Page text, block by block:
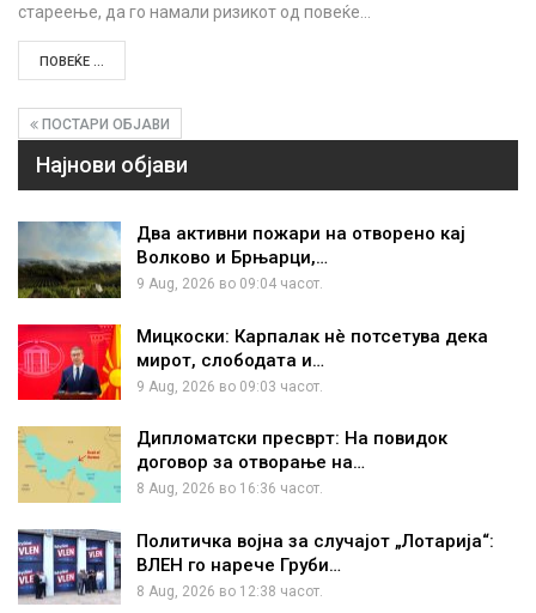
стареење, да го намали ризикот од повеќе…
ПОВЕЌЕ ...
ПОСТАРИ ОБЈАВИ
Најнови објави
Два активни пожари на отворено кај
Волково и Брњарци,…
9 Aug, 2026 во 09:04 часот.
Мицкоски: Карпалак нè потсетува дека
мирот, слободата и…
9 Aug, 2026 во 09:03 часот.
Дипломатски пресврт: На повидок
договор за отворање на…
8 Aug, 2026 во 16:36 часот.
Политичка војна за случајот „Лотарија“:
ВЛЕН го нарече Груби…
8 Aug, 2026 во 12:38 часот.